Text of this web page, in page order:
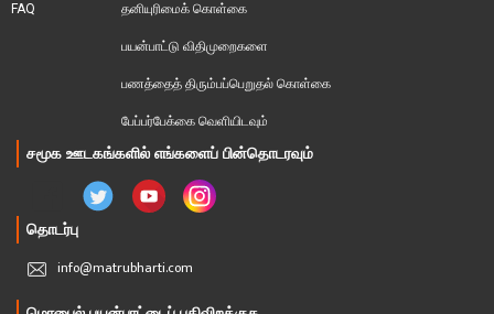
FAQ தனியுரிமைக் கொள்கை
பயன்பாட்டு விதிமுறைகளை
பணத்தைத் திரும்பப்பெறுதல் கொள்கை
பேப்பர்பேக்கை வெளியிடவும்
சமூக ஊடகங்களில் எங்களைப் பின்தொடரவும்
தொடர்பு
info@matrubharti.com